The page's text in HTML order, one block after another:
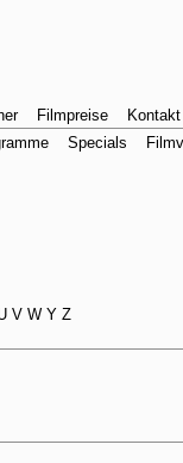
Filmpreise Kontakt
Specials
V W Y Z